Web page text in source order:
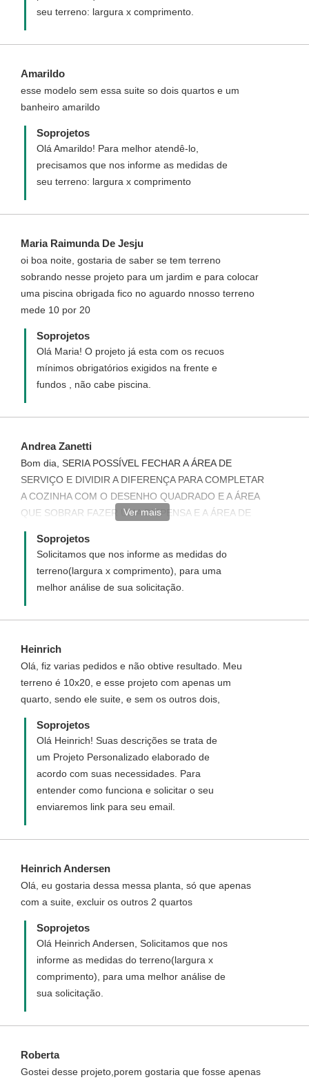
seu terreno: largura x comprimento.
Amarildo
esse modelo sem essa suite so dois quartos e um
banheiro amarildo
Soprojetos
Olá Amarildo! Para melhor atendê-lo,
precisamos que nos informe as medidas de
seu terreno: largura x comprimento
Maria Raimunda De Jesju
oi boa noite, gostaria de saber se tem terreno
sobrando nesse projeto para um jardim e para colocar
uma piscina obrigada fico no aguardo nnosso terreno
mede 10 por 20
Soprojetos
Olá Maria! O projeto já esta com os recuos
mínimos obrigatórios exigidos na frente e
fundos , não cabe piscina.
Andrea Zanetti
Bom dia, SERIA POSSÍVEL FECHAR A ÁREA DE
SERVIÇO E DIVIDIR A DIFERENÇA PARA COMPLETAR
A COZINHA COM O DESENHO QUADRADO E A ÁREA
QUE SOBRAR FAZER UMA DISPENSA E A ÁREA DE
SERVIÇO FAZER NOS FUNDOS DOS QUARTOS,
FICO NO AGUARDO.
Ver mais
Soprojetos
Solicitamos que nos informe as medidas do
terreno(largura x comprimento), para uma
melhor análise de sua solicitação.
Heinrich
Olá, fiz varias pedidos e não obtive resultado. Meu
terreno é 10x20, e esse projeto com apenas um
quarto, sendo ele suite, e sem os outros dois,
Soprojetos
Olá Heinrich! Suas descrições se trata de
um Projeto Personalizado elaborado de
acordo com suas necessidades. Para
entender como funciona e solicitar o seu
enviaremos link para seu email.
Heinrich Andersen
Olá, eu gostaria dessa messa planta, só que apenas
com a suite, excluir os outros 2 quartos
Soprojetos
Olá Heinrich Andersen, Solicitamos que nos
informe as medidas do terreno(largura x
comprimento), para uma melhor análise de
sua solicitação.
Roberta
Gostei desse projeto,porem gostaria que fosse apenas